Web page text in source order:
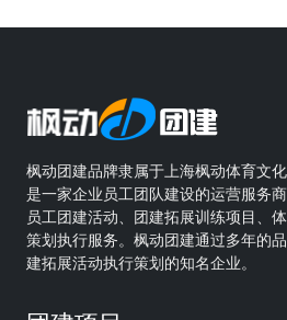
枫动团建品牌隶属于上海枫动体育文
是一家企业员工团队建设的运营服务
员工团建活动、团建拓展训练项目、
策划执行服务。枫动团建通过多年的
建拓展活动执行策划的知名企业。